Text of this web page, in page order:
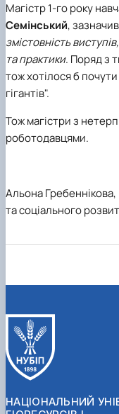
Магістр 1-го року
Семінський, зазначив
змістовність
та практики. Поряд з
тож хотілося б
гігантів".
Тож магістри з
роботодавцями.
Альона
та соціального
НАЦІОНАЛЬНИЙ